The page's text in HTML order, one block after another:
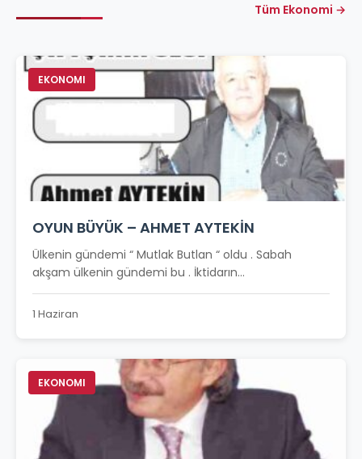
Tüm Ekonomi →
EKONOMI
OYUN BÜYÜK – AHMET AYTEKİN
Ülkenin gündemi “ Mutlak Butlan “ oldu . Sabah
akşam ülkenin gündemi bu . İktidarın...
1 Haziran
EKONOMI